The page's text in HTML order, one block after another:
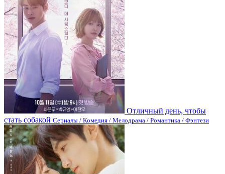
Отличный день, чтобы
стать собакой Сериалы / Комедия / Мелодрама / Романтика / Фэнтези